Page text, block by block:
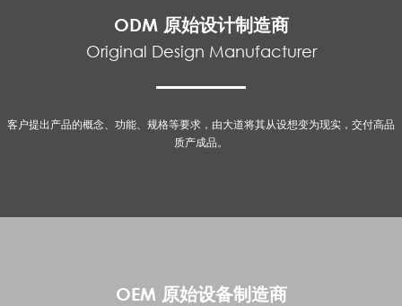
ODM 原始设计制造商
Original Design Manufacturer
客户提出产品的概念、功能、规格等要求，由大道将其从设想变为现实，交付高品
质产成品。
员700余人，服务国内外品牌客户近1000名，累积成功案例已超过10000个。
OEM 原始设备制造商